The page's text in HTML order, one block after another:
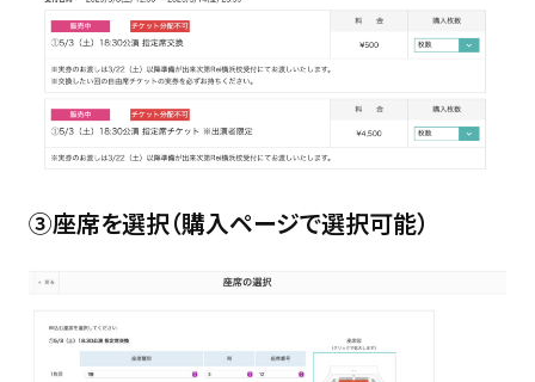
③座席を選択（購入ページで選択可能）